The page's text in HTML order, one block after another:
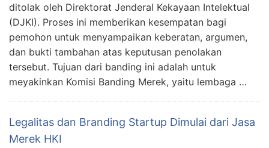
ditolak oleh Direktorat Jenderal Kekayaan Intelektual
(DJKI). Proses ini memberikan kesempatan bagi
pemohon untuk menyampaikan keberatan, argumen,
dan bukti tambahan atas keputusan penolakan
tersebut. Tujuan dari banding ini adalah untuk
meyakinkan Komisi Banding Merek, yaitu lembaga …
Legalitas dan Branding Startup Dimulai dari Jasa
Merek HKI